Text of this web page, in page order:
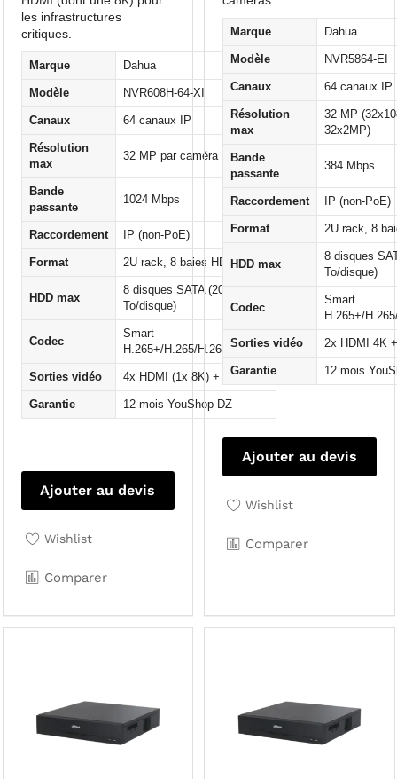
les infrastructures
critiques.
Marque Dahua
Modèle NVR608H-64-XI
Canaux 64 canaux IP
Résolution
max
32 MP par caméra
Bande
passante
1024 Mbps
Raccordement IP (non-PoE)
Format 2U rack, 8 baies HDD
HDD max
8 disques SATA (20
To/disque)
Codec
Smart
H.265+/H.265/H.264+/H.264
Sorties vidéo 4x HDMI (1x 8K) + 2x VGA
Garantie 12 mois YouShop DZ
Ajouter au devis
Wishlist
Comparer
Marque Dahua
Modèle NVR5864-EI
Canaux 64 canaux IP
Résolution
max
32 MP
32x2MP)
Bande
passante
384 Mbps
Raccordement IP (non-PoE)
Format 2U rack, 8
HDD max
8 disques
To/disque)
Codec
Smart
H.265+/
Sorties vidéo 2x HDMI 4K
Garantie 12 mois
Ajouter au devis
Wishlist
Comparer